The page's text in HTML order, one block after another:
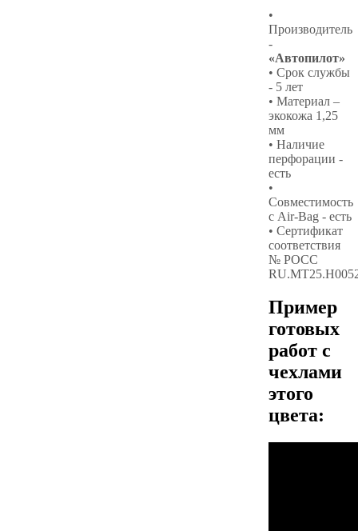
•
Производитель
-
«Автопилот»
• Срок службы
- 5 лет
• Материал –
экокожа 1,25
мм
• Наличие
перфорации -
есть
•
Совместимость
с Air-Bag - есть
• Сертификат
соответствия
№ РОСС
Пример
готовых
работ с
чехлами
этого
цвета: